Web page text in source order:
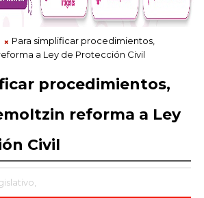
Para simplificar procedimientos,
a Ley de Protección Civil
procedimientos,
reforma a Ley
Civil